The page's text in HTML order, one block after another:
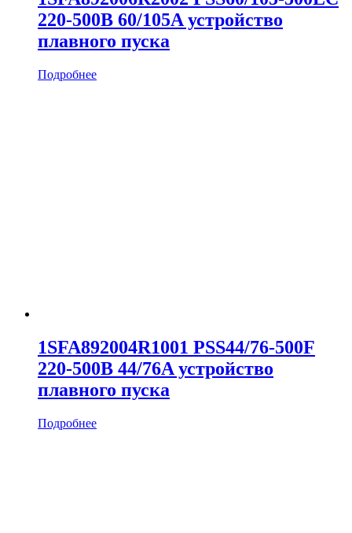
220-500В 60/105A устройство
плавного пуска
Подробнее
1SFA892004R1001 PSS44/76-500F
220-500В 44/76A устройство
плавного пуска
Подробнее